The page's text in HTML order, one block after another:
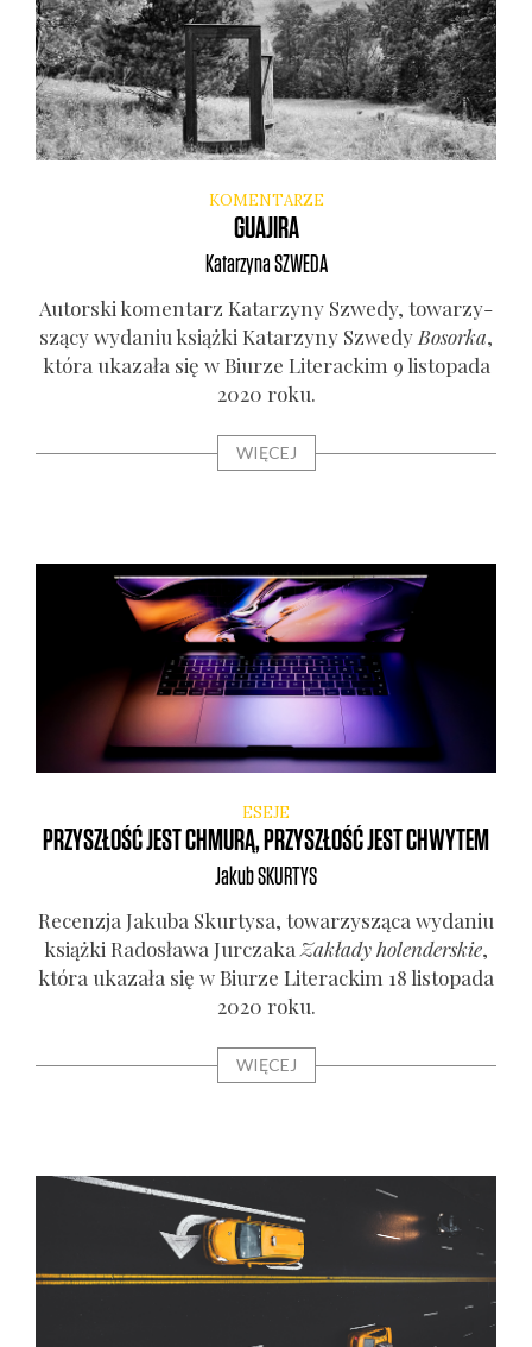
KOMENTARZE
GUAJIRA
KatarzynaSZWEDA
Autor­ski komen­tarz Kata­rzy­ny Szwe­dy, towa­rzy­
szą­cy wyda­niu książ­ki Kata­rzy­ny Szwe­dy Bosor­ka,
któ­ra uka­za­ła się w Biu­rze Lite­rac­kim 9 listo­pa­da
2020 roku.
WIĘCEJ
ESEJE
PRZYSZŁOŚĆ JEST CHMURĄ, PRZYSZŁOŚĆ JEST CHWYTEM
JakubSKURTYS
Recen­zja Jaku­ba Skur­ty­sa, towa­rzy­szą­ca wyda­niu
książ­ki Rado­sła­wa Jur­cza­kaZakła­dy holen­der­skie,
któ­ra uka­za­ła się w Biu­rze Lite­rac­kim 18 listo­pa­da
2020 roku.
WIĘCEJ